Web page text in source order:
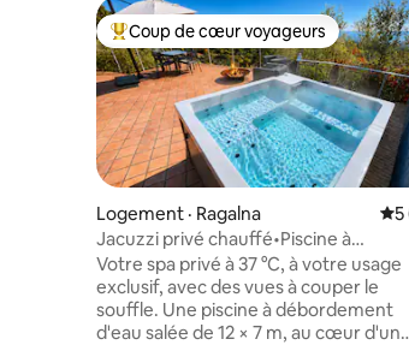
Coup de cœur voyageurs parmi les
Coup de cœur voyageurs
Logement · Ragalna
5
Jacuzzi privé chauffé•Piscine à
débordement•Rahal Luxury
Votre spa privé à 37 °C, à votre usage
exclusif, avec des vues à couper le
souffle. Une piscine à débordement
d'eau salée de 12 × 7 m, au cœur d'un